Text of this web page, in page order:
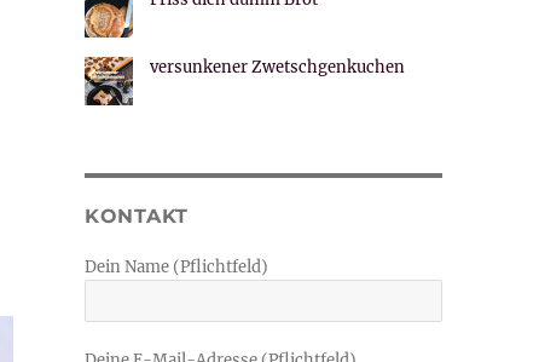
versunkener Zwetschgenkuchen
KONTAKT
Dein Name (Pflichtfeld)